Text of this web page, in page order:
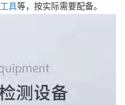
工具等，按实际需要配备。